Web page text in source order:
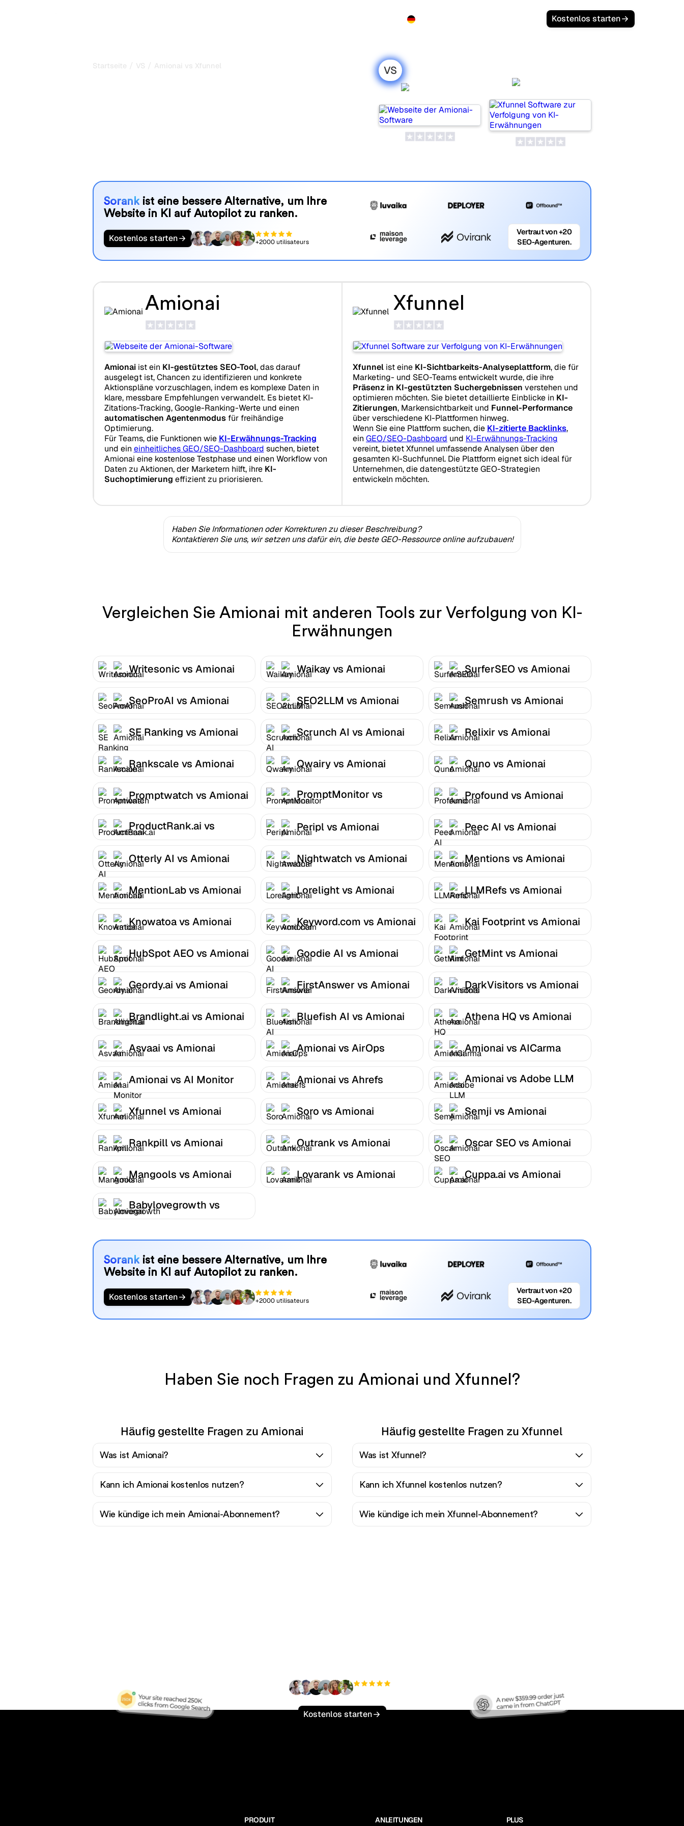
Kostenlos starten
Startseite / VS / Amionai vs Xfunnel VS
Sorankist eine bessere Alternative, um Ihre
Website in KI auf Autopilot zu ranken.
Kostenlos starten +2000 utilisateurs
Vertraut von +20
SEO-Agenturen.
Amionai
Amionaiist ein KI-gestütztes SEO-Tool, das darauf
ausgelegt ist, Chancen zu identifizieren und konkrete
Aktionspläne vorzuschlagen, indem es komplexe Daten in
klare, messbare Empfehlungen verwandelt. Es bietet KI-
Zitations-Tracking, Google-Ranking-Werte und einen
automatischen Agentenmodusfür freihändige
Optimierung.
Für Teams, die Funktionen wie KI-Erwähnungs-Tracking
und ein einheitliches GEO/SEO-Dashboard suchen, bietet
Amionai eine kostenlose Testphase und einen Workflow von
Daten zu Aktionen, der Marketern hilft, ihre KI-
Suchoptimierung effizient zu priorisieren.
Xfunnel
Xfunnel ist eine KI-Sichtbarkeits-Analyseplattform, die für
Marketing- und SEO-Teams entwickelt wurde, die ihre
Präsenz in KI-gestützten Suchergebnissen verstehen und
optimieren möchten. Sie bietet detaillierte Einblicke in KI-
Zitierungen, Markensichtbarkeit und Funnel-Performance
über verschiedene KI-Plattformen hinweg.
Wenn Sie eine Plattform suchen, die KI-zitierte Backlinks,
ein GEO/SEO-Dashboard und KI-Erwähnungs-Tracking
vereint, bietet Xfunnel umfassende Analysen über den
gesamten KI-Suchfunnel. Die Plattform eignet sich ideal für
Unternehmen, die datengestützte GEO-Strategien
entwickeln möchten.
Haben Sie Informationen oder Korrekturen zu dieser Beschreibung?
Kontaktieren Sie uns, wir setzen uns dafür ein, die beste GEO-Ressource online aufzubauen!
Vergleichen Sie Amionai mit anderen Tools zur Verfolgung von KI-
Erwähnungen
Writesonic vs Amionai Waikay vs Amionai SurferSEO vs Amionai
SeoProAI vs Amionai SEO2LLM vs Amionai Semrush vs Amionai
SE Ranking vs Amionai Scrunch AI vs Amionai Relixir vs Amionai
Rankscale vs Amionai Qwairy vs Amionai Quno vs Amionai
Promptwatch vs Amionai
PromptMonitor vs
Amionai
Profound vs Amionai
ProductRank.ai vs
Amionai
Peripl vs Amionai Peec AI vs Amionai
Otterly AI vs Amionai Nightwatch vs Amionai Mentions vs Amionai
MentionLab vs Amionai Lorelight vs Amionai LLMRefs vs Amionai
Knowatoa vs Amionai Keyword.com vs Amionai Kai Footprint vs Amionai
HubSpot AEO vs Amionai Goodie AI vs Amionai GetMint vs Amionai
Geordy.ai vs Amionai FirstAnswer vs Amionai DarkVisitors vs Amionai
Brandlight.ai vs Amionai Bluefish AI vs Amionai Athena HQ vs Amionai
Asvaai vs Amionai Amionai vs AirOps Amionai vs AICarma
Amionai vs AI Monitor Amionai vs Ahrefs
Amionai vs Adobe LLM
Optimizer
Xfunnel vs Amionai
Soro vs Amionai Semji vs Amionai
Rankpill vs Amionai Outrank vs Amionai Oscar SEO vs Amionai
Mangools vs Amionai Lovarank vs Amionai Cuppa.ai vs Amionai
Babylovegrowth vs
Amionai
Sorankist eine bessere Alternative, um Ihre
Website in KI auf Autopilot zu ranken.
Kostenlos starten +2000 utilisateurs
Vertraut von +20
SEO-Agenturen.
Haben Sie noch Fragen zu Amionai und Xfunnel?
Häufig gestellte Fragen zu Amionai
Was ist Amionai?
Kann ich Amionai kostenlos nutzen?
Wie kündige ich mein Amionai-Abonnement?
Häufig gestellte Fragen zu Xfunnel
Was ist Xfunnel?
Kann ich Xfunnel kostenlos nutzen?
Wie kündige ich mein Xfunnel-Abonnement?
Kostenlos starten
PRODUIT ANLEITUNGEN PLUS